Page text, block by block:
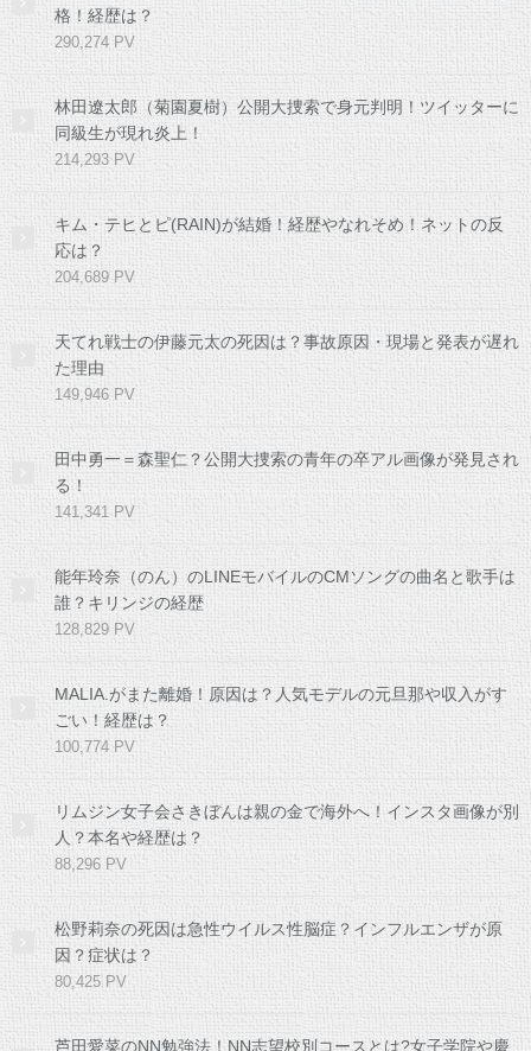
格！経歴は？
290,274 PV
林田遼太郎（菊園夏樹）公開大捜索で身元判明！ツイッターに
同級生が現れ炎上！
214,293 PV
キム・テヒとピ(RAIN)が結婚！経歴やなれそめ！ネットの反
応は？
204,689 PV
天てれ戦士の伊藤元太の死因は？事故原因・現場と発表が遅れ
た理由
149,946 PV
田中勇一＝森聖仁？公開大捜索の青年の卒アル画像が発見され
る！
141,341 PV
能年玲奈（のん）のLINEモバイルのCMソングの曲名と歌手は
誰？キリンジの経歴
128,829 PV
MALIA.がまた離婚！原因は？人気モデルの元旦那や収入がす
ごい！経歴は？
100,774 PV
リムジン女子会さきぼんは親の金で海外へ！インスタ画像が別
人？本名や経歴は？
88,296 PV
松野莉奈の死因は急性ウイルス性脳症？インフルエンザが原
因？症状は？
80,425 PV
芦田愛菜のNN勉強法！NN志望校別コースとは?女子学院や慶